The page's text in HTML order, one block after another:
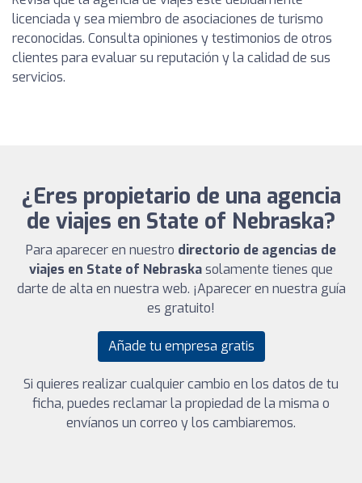
licenciada y sea miembro de asociaciones de turismo
reconocidas. Consulta opiniones y testimonios de otros
clientes para evaluar su reputación y la calidad de sus
servicios.
¿Eres propietario de una agencia
de viajes en State of Nebraska?
Para aparecer en nuestro directorio de agencias de
viajes en State of Nebraskasolamente tienes que
darte de alta en nuestra web. ¡Aparecer en nuestra guía
es gratuito!
Añade tu empresa gratis
Si quieres realizar cualquier cambio en los datos de tu
ficha, puedes reclamar la propiedad de la misma o
envíanos un correo y los cambiaremos.